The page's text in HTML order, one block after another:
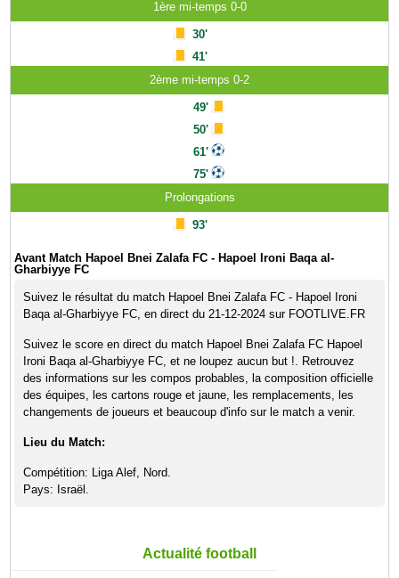
1ère mi-temps 0-0
30'
41'
2ème mi-temps 0-2
49'
50'
61'
75'
Prolongations
93'
Avant Match Hapoel Bnei Zalafa FC - Hapoel Ironi Baqa al-
Gharbiyye FC
Suivez le résultat du match Hapoel Bnei Zalafa FC - Hapoel Ironi
Baqa al-Gharbiyye FC, en direct du 21-12-2024 sur FOOTLIVE.FR
Suivez le score en direct du match Hapoel Bnei Zalafa FC Hapoel
Ironi Baqa al-Gharbiyye FC, et ne loupez aucun but !. Retrouvez
des informations sur les compos probables, la composition officielle
des équipes, les cartons rouge et jaune, les remplacements, les
changements de joueurs et beaucoup d'info sur le match a venir.
Lieu du Match:
Compétition: Liga Alef, Nord.
Pays: Israël.
Actualité football